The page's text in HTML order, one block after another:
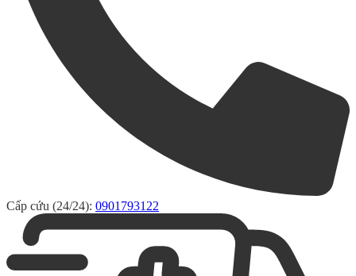
Cấp cứu (24/24): 0901793122